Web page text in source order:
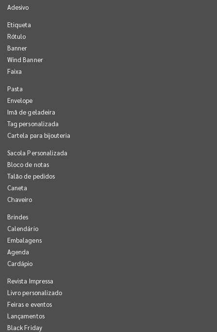
Adesivo
Etiqueta
Rótulo
Banner
Wind Banner
Faixa
Pasta
Envelope
Imã de geladeira
Tag personalizada
Cartela para bijouteria
Sacola Personalizada
Bloco de notas
Talão de pedidos
Caneta
Chaveiro
Brindes
Calendário
Embalagens
Agenda
Cardápio
Revista Impressa
Livro personalizado
Feiras e eventos
Lançamentos
Black Friday